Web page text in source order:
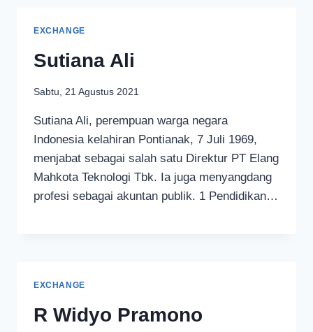
EXCHANGE
Sutiana Ali
Sabtu, 21 Agustus 2021
Sutiana Ali, perempuan warga negara
Indonesia kelahiran Pontianak, 7 Juli 1969,
menjabat sebagai salah satu Direktur PT Elang
Mahkota Teknologi Tbk. Ia juga menyangdang
profesi sebagai akuntan publik. 1 Pendidikan…
EXCHANGE
R Widyo Pramono